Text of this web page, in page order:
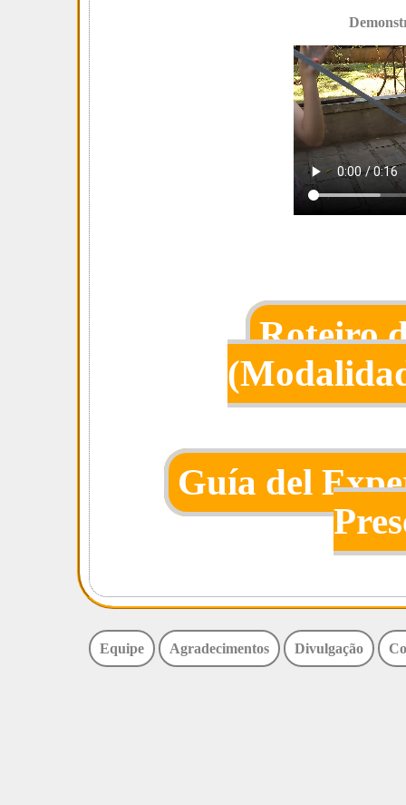
Roteiro
Guía del
Equipe Agradecimentos Divulgação